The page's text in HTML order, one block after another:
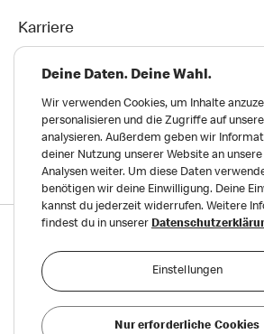
Karriere
Datenschutz
Reports on Human and Environmental Rights
Deine Daten. Deine Wahl.
Wir verwenden Cookies, um Inhalte
personalisieren und die Zugriffe auf
analysieren. Außerdem geben wir
deiner Nutzung unserer Website an
Analysen weiter. Um diese Daten
benötigen wir deine Einwilligung. Deine
kannst du jederzeit widerrufen. Weitere
findest du in unserer
Einstellungen
Nur erforderliche Cookies